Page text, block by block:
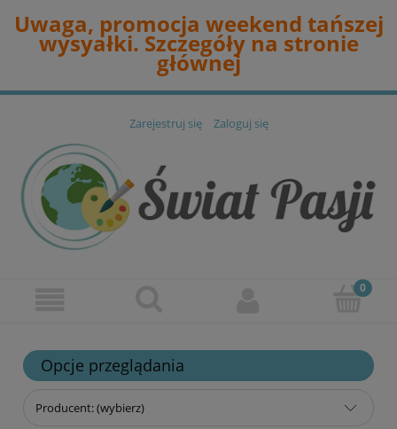
Uwaga, promocja weekend tańszej
wysyałki. Szczegóły na stronie
głównej
Zarejestruj się Zaloguj się
Opcje przeglądania
Producent: (wybierz)